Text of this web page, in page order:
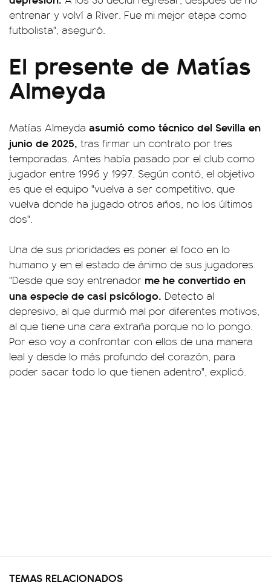
entrenar y volví a River. Fue mi mejor etapa como
futbolista", aseguró.
El presente de Matías
Almeyda
Matías Almeyda asumió como técnico del Sevilla en
junio de 2025, tras firmar un contrato por tres
temporadas. Antes había pasado por el club como
jugador entre 1996 y 1997. Según contó, el objetivo
es que el equipo "vuelva a ser competitivo, que
vuelva donde ha jugado otros años, no los últimos
dos".
Una de sus prioridades es poner el foco en lo
humano y en el estado de ánimo de sus jugadores.
"Desde que soy entrenador me he convertido en
una especie de casi psicólogo. Detecto al
depresivo, al que durmió mal por diferentes motivos,
al que tiene una cara extraña porque no lo pongo.
Por eso voy a confrontar con ellos de una manera
leal y desde lo más profundo del corazón, para
poder sacar todo lo que tienen adentro", explicó.
TEMAS RELACIONADOS